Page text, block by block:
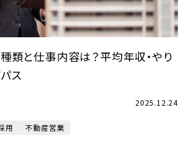
類と仕事内容は？平均年収・やり
ス
2025.12.24
用 不動産営業